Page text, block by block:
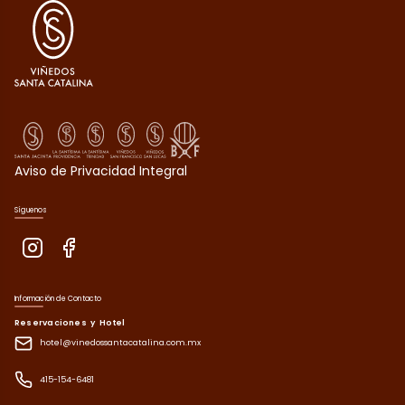
Aviso de Privacidad Integral
Síguenos
Información de Contacto
Reservaciones y Hotel
hotel@vinedossantacatalina.com.mx
415-154-6481